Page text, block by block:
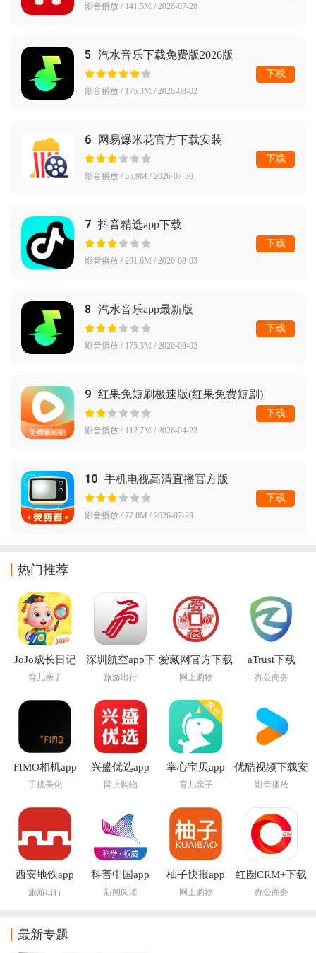
影音播放 / 141.5M / 2026-07-28
5 汽水音乐下载免费版2026版
影音播放 / 175.3M / 2026-08-02
下载
6 网易爆米花官方下载安装
影音播放 / 55.9M / 2026-07-30
下载
7 抖音精选app下载
影音播放 / 201.6M / 2026-08-03
下载
8 汽水音乐app最新版
影音播放 / 175.3M / 2026-08-02
下载
9 红果免短刷极速版(红果免费短剧)
影音播放 / 112.7M / 2026-04-22
下载
10 手机电视高清直播官方版
影音播放 / 77.8M / 2026-07-29
下载
热门推荐
JoJo成长日记
app
育儿亲子
深圳航空app下
载安装
旅游出行
爱藏网官方下载
安装
网上购物
aTrust下载
办公商务
FIMO相机app
手机美化
兴盛优选app
网上购物
掌心宝贝app
育儿亲子
优酷视频下载安
装官方免费下载
影音播放
西安地铁app
旅游出行
科普中国app
新闻阅读
柚子快报app
网上购物
红圈CRM+下载
app
办公商务
最新专题